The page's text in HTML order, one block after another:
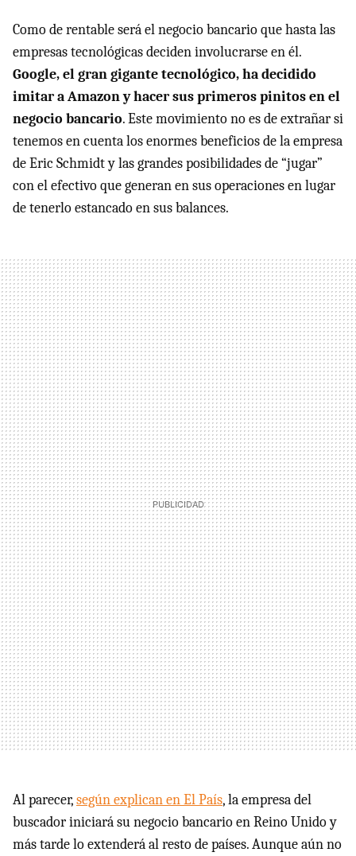
Como de rentable será el negocio bancario que hasta las
empresas tecnológicas deciden involucrarse en él.
Google, el gran gigante tecnológico, ha decidido
imitar a Amazon y hacer sus primeros pinitos en el
negocio bancario. Este movimiento no es de extrañar si
tenemos en cuenta los enormes beneficios de la empresa
de Eric Schmidt y las grandes posibilidades de “jugar”
con el efectivo que generan en sus operaciones en lugar
de tenerlo estancado en sus balances.
Al parecer,según explican en El País, la empresa del
buscador iniciará su negocio bancario en Reino Unido y
más tarde lo extenderá al resto de países. Aunque aún no